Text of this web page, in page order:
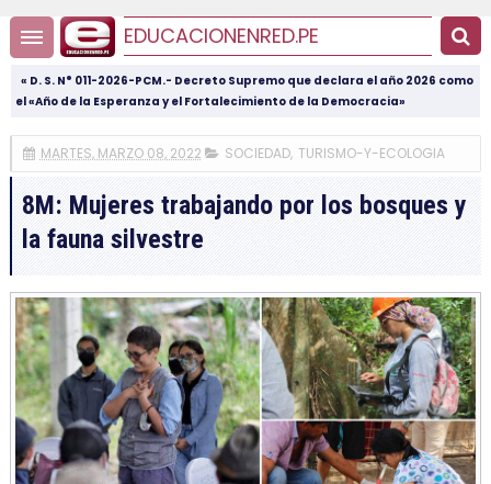
EDUCACIONENRED.PE
« D. S. N° 011-2026-PCM.- Decreto Supremo que declara el año 2026 como
el «Año de la Esperanza y el Fortalecimiento de la Democracia»
MARTES, MARZO 08, 2022 SOCIEDAD, TURISMO-Y-ECOLOGIA
8M: Mujeres trabajando por los bosques y
la fauna silvestre